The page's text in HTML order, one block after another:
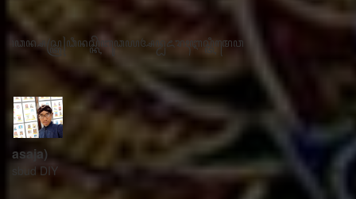
ꦱꦼꦏꦽꦠꦫꦶꦪꦠ꧀ Sekretariat:
ꦏꦩ꧀ꦥꦸꦁꦄꦏ꧀ꦱꦫꦥꦕꦶꦧꦶꦠ